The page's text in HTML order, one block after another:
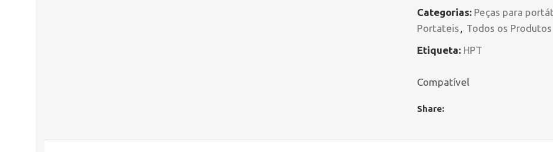
Categorias: Peças para
Portateis , Todos os Produtos
Etiqueta: HPT
Compatível
Share: